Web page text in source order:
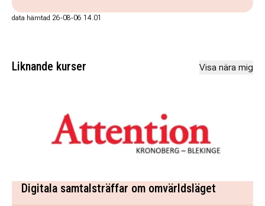
data hämtad 26-08-06 14.01
Liknande kurser Visa nära mig
Digitala samtalsträffar om omvärldsläget